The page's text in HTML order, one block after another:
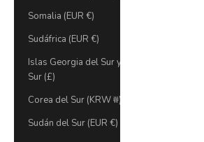
Somalia (EUR €)
Sudáfrica (EUR €)
Islas Georgia del Sur y Sandwich del
Sur (£)
Corea del Sur (KRW ₩)
Sudán del Sur (EUR €)